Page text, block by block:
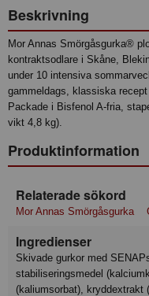
Beskrivning
Mor Annas Smörgåsgurka®
kontraktsodlare i Skåne,
under 10 intensiva
gammeldags, klassiska
Packade i Bisfenol A-fria,
vikt 4,8 kg).
Produktinformation
Relaterade sökord
Mor Annas Smörgåsgurka
Ingredienser
Skivade gurkor med SENAPsfrö i lag av vatten, socker, ättika, salt,
stabiliseringsmedel
(kaliumsorbat), kryddextrakt